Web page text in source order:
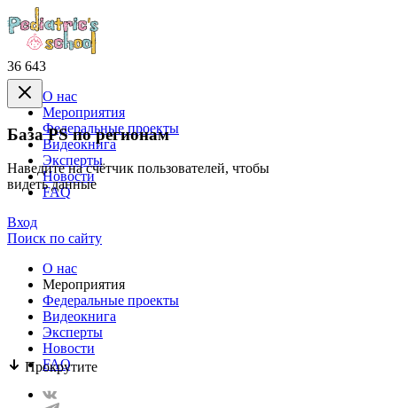
36 643
База PS по регионам
Наведите на счётчик пользователей, чтобы
видеть данные
Прокрутите
О нас
Mероприятия
Федеральные проекты
Видеокнига
Эксперты
Новости
FAQ
Вход
Поиск по сайту
О нас
Mероприятия
Федеральные проекты
Видеокнига
Эксперты
Новости
FAQ